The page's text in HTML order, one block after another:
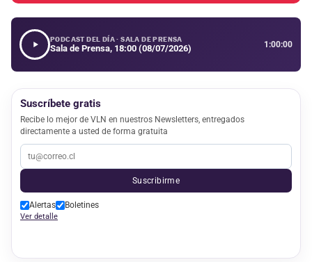
PODCAST DEL DÍA · SALA DE PRENSA
Sala de Prensa, 18:00 (08/07/2026) 1:00:00
Suscríbete gratis
Recibe lo mejor de VLN en nuestros Newsletters, entregados
directamente a usted de forma gratuita
Suscribirme
Alertas Boletines
Ver detalle